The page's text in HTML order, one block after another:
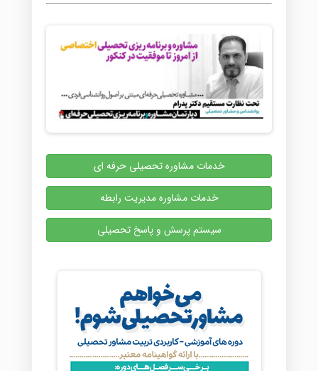
خدمات مشاوره تحصیلی حرفه ای
خدمات مشاوره مدیریت رابطه
سیستم پرسش و پاسخ تحصیلی